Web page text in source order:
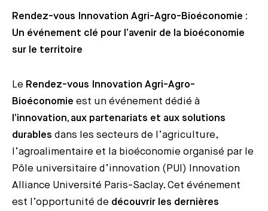
Rendez-vous Innovation Agri-Agro-Bioéconomie :
Un événement clé pour l’avenir de la bioéconomie
sur le territoire
Le Rendez-vous
Innovation Agri-Agro-
Bioéconomie est un événement dédié à
l’innovation, aux partenariats et aux solutions
durables dans les secteurs de l’agriculture,
l’agroalimentaire et la bioéconomie organisé par le
Pôle universitaire d’innovation (PUI) Innovation
Alliance Université Paris-Saclay. Cet événement
est l’opportunité de découvrir les dernières